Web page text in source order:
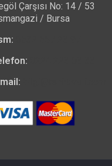
Çarşısı No: 14 / 53
/ Bursa